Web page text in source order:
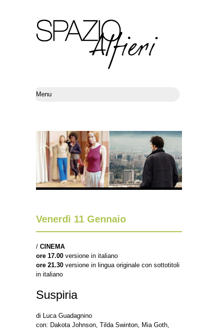
Venerdì 11 Gennaio
/ CINEMA
ore 17.00 versione in italiano
ore 21.30 versione in lingua originale con sottotitoli
in italiano
Suspiria
di Luca Guadagnino
con: Dakota Johnson, Tilda Swinton, Mia Goth,